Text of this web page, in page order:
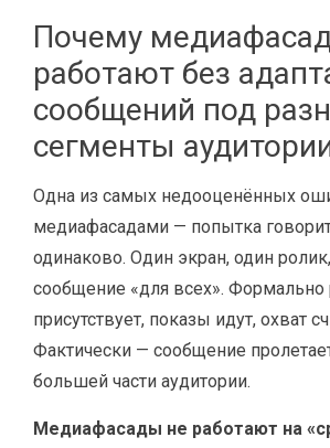
Почему
работают без
сообщений под
сегменты
Одна из самых недооценённых
медиафасадами — попытка
одинаково. Один экран, один
сообщение «для всех». Формально
присутствует, показы идут, охват
Фактически — сообщение
большей части аудитории.
Медиафасады не работают на